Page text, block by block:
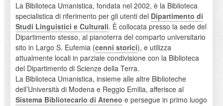
La Biblioteca Umanistica, fondata nel 2002, è la Biblioteca
specialistica di riferimento per gli utenti del Dipartimento di
Studi Linguistici e Culturali. È collocata presso la sede del
Dipartimento stesso, al pianoterra del comparto universitario
sito in Largo S. Eufemia (cenni storici), e utilizza
attualmente locali in parziale condivisione con la Biblioteca
del Dipartimento di Scienze della Terra.
La Biblioteca Umanistica, insieme alle altre Biblioteche
dell’Università di Modena e Reggio Emilia, afferisce al
Sistema Bibliotecario di Ateneo e persegue in primo luogo